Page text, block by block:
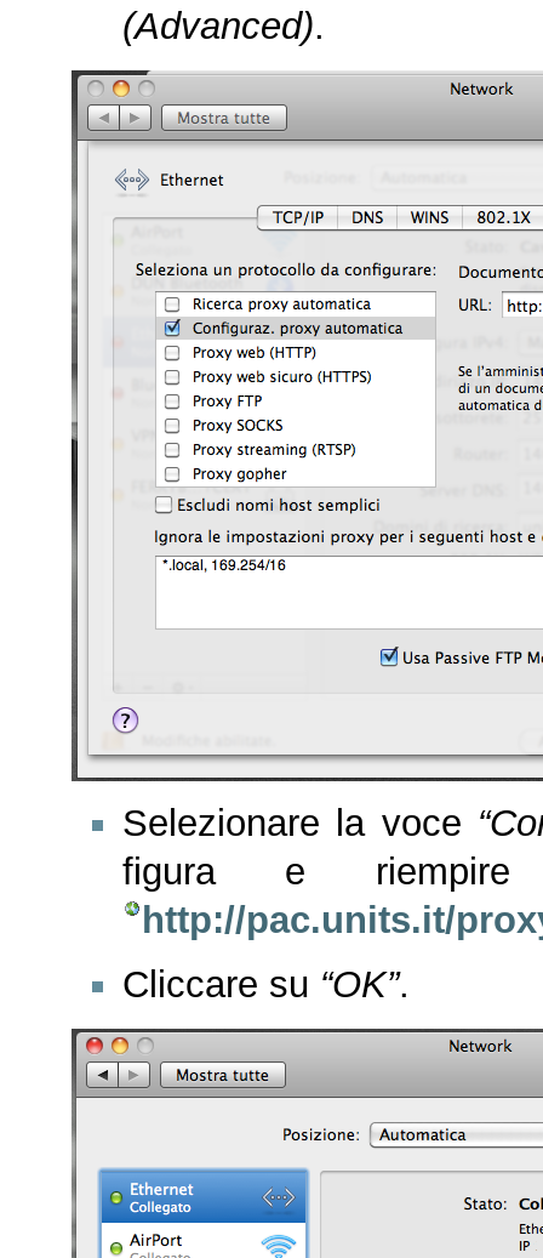
(Advanced).
Selezionare la voce
figura e
http://pac.units.it/
Cliccare su “OK”.